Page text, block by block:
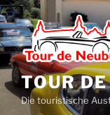
Zum
Inhalt
springen
TOUR
Die touristische